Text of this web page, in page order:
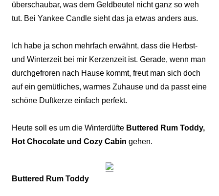
überschaubar, was dem Geldbeutel nicht ganz so weh
tut. Bei Yankee Candle sieht das ja etwas anders aus.
Ich habe ja schon mehrfach erwähnt, dass die Herbst-
und Winterzeit bei mir Kerzenzeit ist. Gerade, wenn man
durchgefroren nach Hause kommt, freut man sich doch
auf ein gemütliches, warmes Zuhause und da passt eine
schöne Duftkerze einfach perfekt.
Heute soll es um die Winterdüfte Buttered Rum Toddy,
Hot Chocolate und Cozy Cabin gehen.
Buttered Rum Toddy